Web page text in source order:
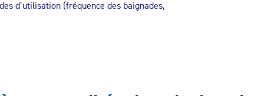
d’utilisation (fréquence des baignades,